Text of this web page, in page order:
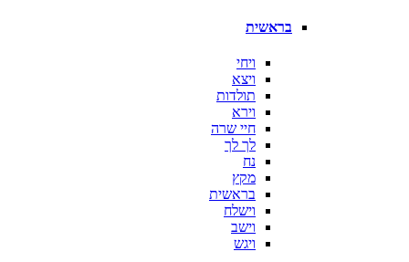
בראשית
ויחי
ויצא
תולדות
וירא
חיי שרה
לך לך
נח
מקץ
בראשית
וישלח
וישב
ויגש